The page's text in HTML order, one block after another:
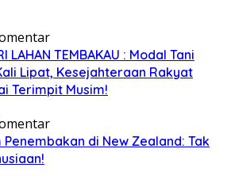
LAHAN TEMBAKAU ​: Modal Tani
Lipat, Kesejahteraan Rakyat
Terimpit Musim!
di New Zealand: Tak